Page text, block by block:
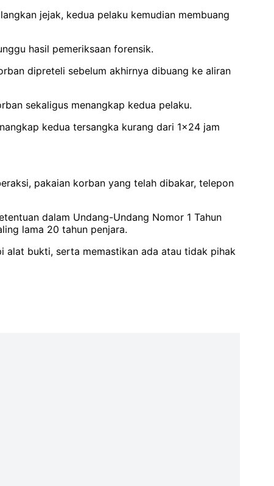
jejak, kedua pelaku kemudian membuang
hasil pemeriksaan forensik.
dipreteli sebelum akhirnya dibuang ke aliran
sekaligus menangkap kedua pelaku.
kedua tersangka kurang dari 1x24 jam
pakaian korban yang telah dibakar, telepon
dalam Undang-Undang Nomor 1 Tahun
lama 20 tahun penjara.
alat bukti, serta memastikan ada atau tidak pihak